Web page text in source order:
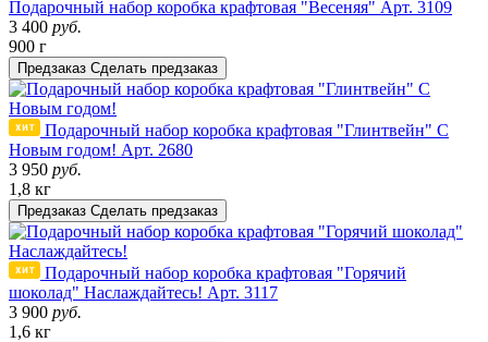
Подарочный набор коробка крафтовая "Весеняя" Арт. 3109
3 400 руб.
900 г
Предзаказ Сделать предзаказ
Подарочный набор коробка крафтовая "Глинтвейн" С
Новым годом! Арт. 2680
3 950 руб.
1,8 кг
Предзаказ Сделать предзаказ
Подарочный набор коробка крафтовая "Горячий
шоколад" Наслаждайтесь! Арт. 3117
3 900 руб.
1,6 кг